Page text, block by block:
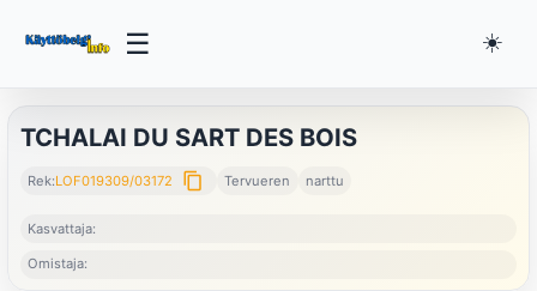
☰ ☀️
TCHALAI DU SART DES BOIS
Rek:LOF019309/03172 content_copy Tervueren narttu
Kasvattaja:
Omistaja: